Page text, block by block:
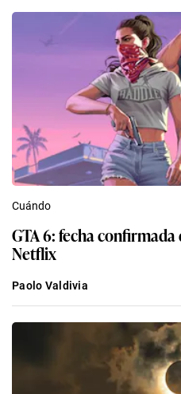
Cuándo
GTA 6: fecha
Netflix
Paolo Valdivia